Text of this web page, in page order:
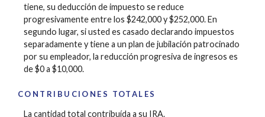
tiene, su deducción de impuesto se reduce
progresivamente entre los $242,000 y $252,000. En
segundo lugar, si usted es casado declarando impuestos
separadamente y tiene a un plan de jubilación patrocinado
por su empleador, la reducción progresiva de ingresos es
de $0 a $10,000.
CONTRIBUCIONES TOTALES
La cantidad total contribuída a su IRA.